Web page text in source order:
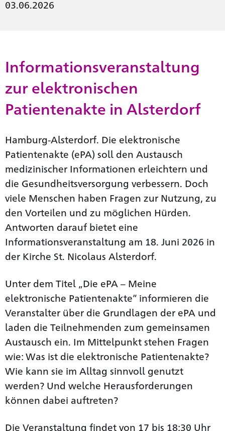
03.06.2026
Informationsveranstaltung
zur elektronischen
Patientenakte in Alsterdorf
Hamburg-Alsterdorf. Die elektronische
Patientenakte (ePA) soll den Austausch
medizinischer Informationen erleichtern und
die Gesundheitsversorgung verbessern. Doch
viele Menschen haben Fragen zur Nutzung, zu
den Vorteilen und zu möglichen Hürden.
Antworten darauf bietet eine
Informationsveranstaltung am 18. Juni 2026 in
der Kirche St. Nicolaus Alsterdorf.
Unter dem Titel „Die ePA – Meine
elektronische Patientenakte“ informieren die
Veranstalter über die Grundlagen der ePA und
laden die Teilnehmenden zum gemeinsamen
Austausch ein. Im Mittelpunkt stehen Fragen
wie: Was ist die elektronische Patientenakte?
Wie kann sie im Alltag sinnvoll genutzt
werden? Und welche Herausforderungen
können dabei auftreten?
Die Veranstaltung findet von 17 bis 18:30 Uhr